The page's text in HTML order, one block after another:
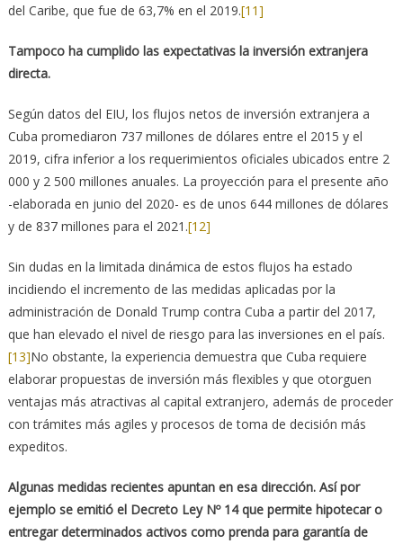
del Caribe, que fue de 63,7% en el 2019.[11]
Tampoco ha cumplido las expectativas la inversión extranjera
directa.
Según datos del EIU, los flujos netos de inversión extranjera a
Cuba promediaron 737 millones de dólares entre el 2015 y el
2019, cifra inferior a los requerimientos oficiales ubicados entre 2
000 y 2 500 millones anuales. La proyección para el presente año
-elaborada en junio del 2020- es de unos 644 millones de dólares
y de 837 millones para el 2021.[12]
Sin dudas en la limitada dinámica de estos flujos ha estado
incidiendo el incremento de las medidas aplicadas por la
administración de Donald Trump contra Cuba a partir del 2017,
que han elevado el nivel de riesgo para las inversiones en el país.
[13]No obstante, la experiencia demuestra que Cuba requiere
elaborar propuestas de inversión más flexibles y que otorguen
ventajas más atractivas al capital extranjero, además de proceder
con trámites más agiles y procesos de toma de decisión más
expeditos.
Algunas medidas recientes apuntan en esa dirección. Así por
ejemplo se emitió el Decreto Ley Nº 14 que permite hipotecar o
entregar determinados activos como prenda para garantía de